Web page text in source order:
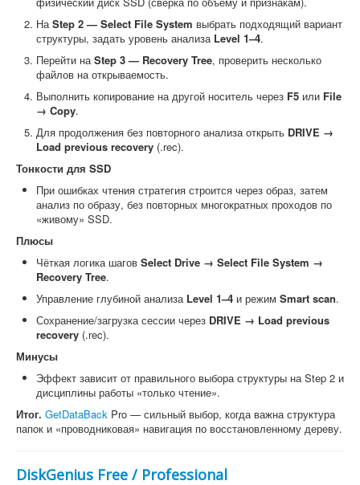
НаStep 2 — Select File System выбрать подходящий вариант
структуры, задать уровень анализа Level 1–4.
Перейти наStep 3 — Recovery Tree, проверить несколько
файлов на открываемость.
Выполнить копирование на другой носитель через F5 или File
→ Copy.
Для продолжения без повторного анализа открыть DRIVE →
Load previous recovery (.rec).
Тонкости для SSD
При ошибках чтения стратегия строится через образ, затем
анализ по образу, без повторных многократных проходов по
«живому» SSD.
Плюсы
Чёткая логика шагов Select Drive → Select File System →
Recovery Tree.
Управление глубиной анализа Level 1–4 и режим Smart scan.
Сохранение/загрузка сессии через DRIVE → Load previous
recovery (.rec).
Минусы
Эффект зависит от правильного выбора структуры на Step 2 и
дисциплины работы «только чтение».
Итог. GetDataBack Pro — сильный выбор, когда важна структура
папок и «проводниковая» навигация по восстановленному дереву.
DiskGenius Free / Professional